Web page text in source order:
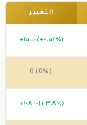
التغيير
+١٥ .٥٥ (+٠.٥٢%)
0 (0%)
+١٠٨ .٨٥ (+٣.٨%)